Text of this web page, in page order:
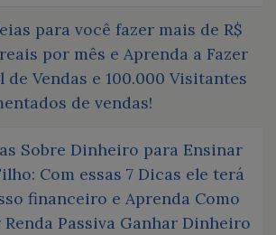
para você fazer mais de R$
por mês e Aprenda a Fazer
de Vendas e 100.000 Visitantes
de vendas!
Sobre Dinheiro para Ensinar
Com essas 7 Dicas ele terá
financeiro e Aprenda Como
Passiva Ganhar Dinheiro